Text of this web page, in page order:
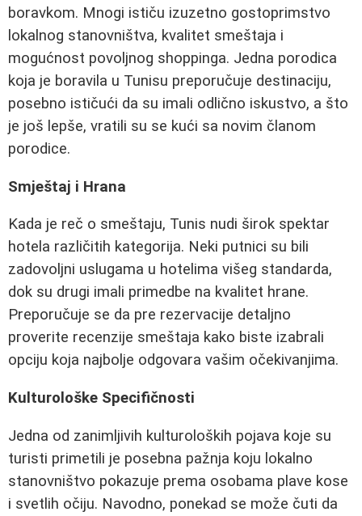
boravkom. Mnogi ističu izuzetno gostoprimstvo
lokalnog stanovništva, kvalitet smeštaja i
mogućnost povoljnog shoppinga. Jedna porodica
koja je boravila u Tunisu preporučuje destinaciju,
posebno ističući da su imali odlično iskustvo, a što
je još lepše, vratili su se kući sa novim članom
porodice.
Smještaj i Hrana
Kada je reč o smeštaju, Tunis nudi širok spektar
hotela različitih kategorija. Neki putnici su bili
zadovoljni uslugama u hotelima višeg standarda,
dok su drugi imali primedbe na kvalitet hrane.
Preporučuje se da pre rezervacije detaljno
proverite recenzije smeštaja kako biste izabrali
opciju koja najbolje odgovara vašim očekivanjima.
Kulturološke Specifičnosti
Jedna od zanimljivih kulturoloških pojava koje su
turisti primetili je posebna pažnja koju lokalno
stanovništvo pokazuje prema osobama plave kose
i svetlih očiju. Navodno, ponekad se može čuti da